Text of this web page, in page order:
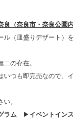
（奈良市・奈良公園内
ル（皿盛りデザート）
の存在。
いつも即完売なので、
。
ラム ▶ イベントイン